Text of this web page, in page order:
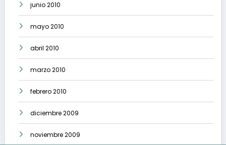
junio 2010
mayo 2010
abril 2010
marzo 2010
febrero 2010
diciembre 2009
noviembre 2009